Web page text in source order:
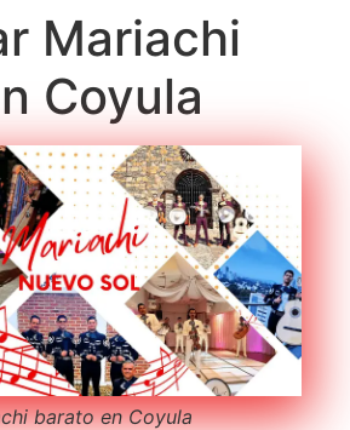
Mariachi
Coyula
barato en Coyula